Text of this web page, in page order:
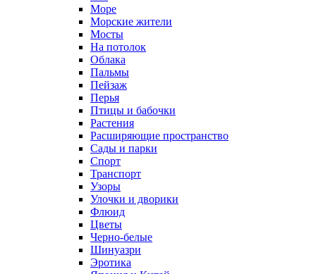
Море
Морские жители
Мосты
На потолок
Облака
Пальмы
Пейзаж
Перья
Птицы и бабочки
Растения
Расширяющие пространство
Сады и парки
Спорт
Транспорт
Узоры
Улочки и дворики
Флюид
Цветы
Черно-белые
Шинуазри
Эротика